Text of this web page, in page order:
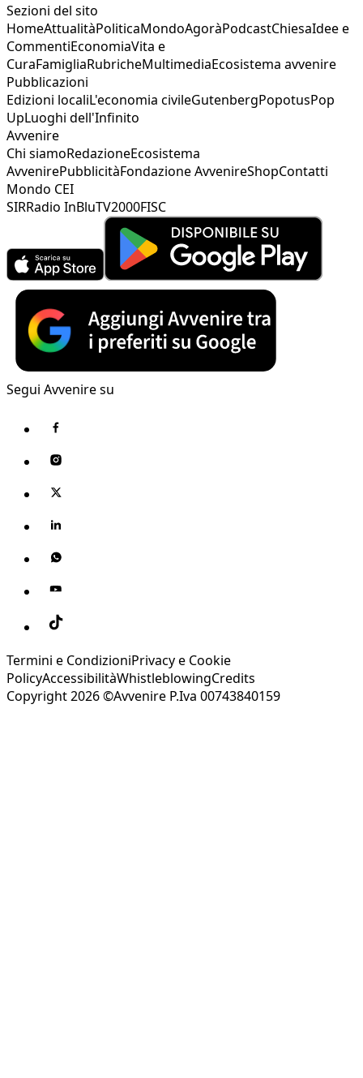
Sezioni del sito
HomeAttualitàPoliticaMondoAgoràPodcastChiesaIdee e
CommentiEconomiaVita e
CuraFamigliaRubricheMultimediaEcosistema avvenire
Pubblicazioni
Edizioni localiL'economia civileGutenbergPopotusPop
UpLuoghi dell'Infinito
Avvenire
Chi siamoRedazioneEcosistema
AvvenirePubblicitàFondazione AvvenireShopContatti
Mondo CEI
SIRRadio InBluTV2000FISC
Segui Avvenire su
Termini e CondizioniPrivacy e Cookie
PolicyAccessibilitàWhistleblowingCredits
Copyright 2026 ©Avvenire P.Iva 00743840159